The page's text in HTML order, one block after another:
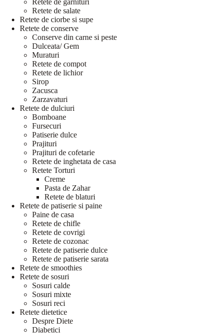
Retete de garnituri
Retete de salate
Retete de ciorbe si supe
Retete de conserve
Conserve din carne si peste
Dulceata/ Gem
Muraturi
Retete de compot
Retete de lichior
Sirop
Zacusca
Zarzavaturi
Retete de dulciuri
Bomboane
Fursecuri
Patiserie dulce
Prajituri
Prajituri de cofetarie
Retete de inghetata de casa
Retete Torturi
Creme
Pasta de Zahar
Retete de blaturi
Retete de patiserie si paine
Paine de casa
Retete de chifle
Retete de covrigi
Retete de cozonac
Retete de patiserie dulce
Retete de patiserie sarata
Retete de smoothies
Retete de sosuri
Sosuri calde
Sosuri mixte
Sosuri reci
Retete dietetice
Despre Diete
Diabetici